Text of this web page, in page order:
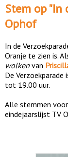
Stem op "In
Ophof
In de
Oranje te zien is.
wolken van
De Verzoekparade
tot 19.00 uur.
Alle stemmen
eindejaarslijst TV